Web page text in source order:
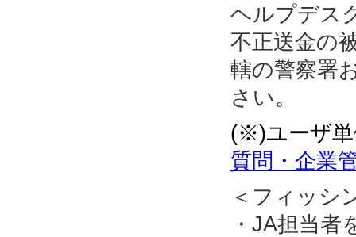
ヘルプデス
不正送金の
轄の警察署
さい。
(※)ユーザ単
質問・企業
＜フィッシ
・JA担当